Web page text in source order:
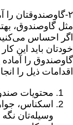
۲-گاوصندوقتان
مثل گاوصندوق،
اگر احساس
خودتان باید این
گاوصندوق را
اقدامات ذیل را
محتویات
اسکناس،
وسیله‌تان